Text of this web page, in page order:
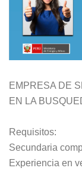
EMPRESA DE
EN LA
Requisitos:
Secundaria
Experiencia en